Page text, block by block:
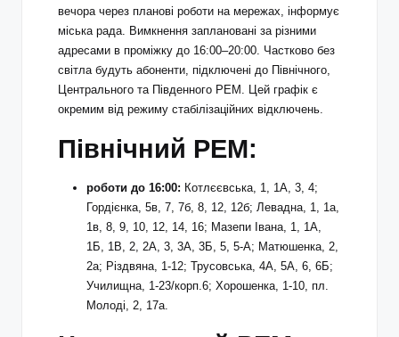
вечора через планові роботи на мережах, інформує
міська рада. Вимкнення заплановані за різними
адресами в проміжку до 16:00–20:00. Частково без
світла будуть абоненти, підключені до Північного,
Центрального та Південного РЕМ. Цей графік є
окремим від режиму стабілізаційних відключень.
Північний РЕМ:
роботи до 16:00: Котлєєвська, 1, 1А, 3, 4;
Гордієнка, 5в, 7, 7б, 8, 12, 12б; Левадна, 1, 1а,
1в, 8, 9, 10, 12, 14, 16; Мазепи Івана, 1, 1А,
1Б, 1В, 2, 2А, 3, 3А, 3Б, 5, 5-А; Матюшенка, 2,
2а; Різдвяна, 1-12; Трусовська, 4А, 5А, 6, 6Б;
Училищна, 1-23/корп.6; Хорошенка, 1-10, пл.
Молоді, 2, 17а.